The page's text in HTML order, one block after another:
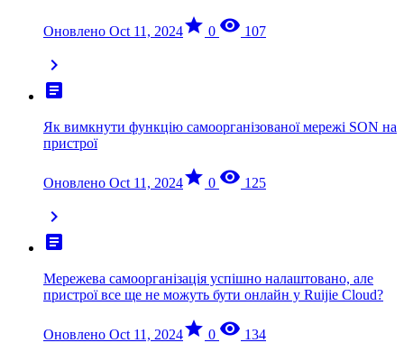
Оновлено Oct 11, 2024star 0 visibility 107
chevron_right
article
Як вимкнути функцію самоорганізованої мережі SON на
пристрої
Оновлено Oct 11, 2024star 0 visibility 125
chevron_right
article
Мережева самоорганізація успішно налаштовано, але
пристрої все ще не можуть бути онлайн у Ruijie Cloud?
Оновлено Oct 11, 2024star 0 visibility 134